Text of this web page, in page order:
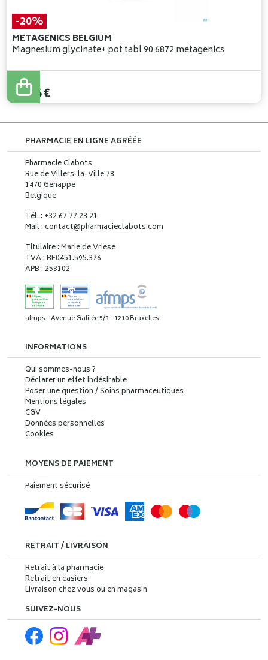
-20%
METAGENICS BELGIUM
Magnesium glycinate+ pot tabl 90 6872 metagenics
33,20
26,56€
PHARMACIE EN LIGNE AGRÉÉE
Pharmacie Clabots
Rue de Villers-la-Ville 78
1470 Genappe
Belgique
Tél. : +32 67 77 23 21
Mail : contact@pharmacieclabots.com
Titulaire : Marie de Vriese
TVA : BE0451.595.376
APB : 253102
afmps - Avenue Galilée 5/3 - 1210 Bruxelles
INFORMATIONS
Qui sommes-nous ?
Déclarer un effet indésirable
Poser une question / Soins pharmaceutiques
Mentions légales
CGV
Données personnelles
Cookies
MOYENS DE PAIEMENT
Paiement sécurisé
RETRAIT / LIVRAISON
Retrait à la pharmacie
Retrait en casiers
Livraison chez vous ou en magasin
SUIVEZ-NOUS